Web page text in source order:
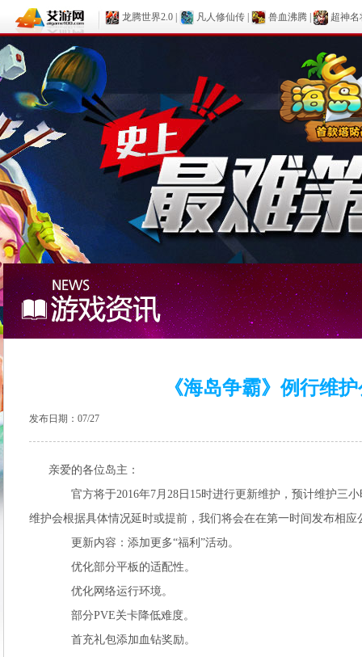
龙腾世界2.0 凡人修仙传 兽血沸腾 超神名
《海岛争霸》例行维
发布日期：07/27
亲爱的各位岛主：
官方将于2016年7月28日15时进行更新维护，预计维护三小
维护会根据具体情况延时或提前，我们将会在在第一时间发布相应
更新内容：添加更多“福利”活动。
优化部分平板的适配性。
优化网络运行环境。
部分PVE关卡降低难度。
首充礼包添加血钻奖励。